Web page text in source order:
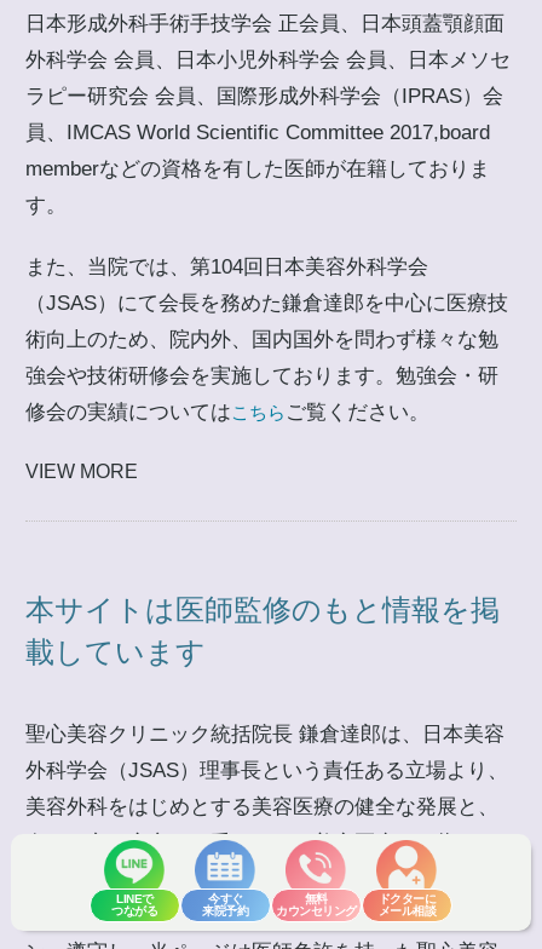
LINEで
つながる
今すぐ
来院予約
無料
カウンセリング
ドクターに
メール相談
日本形成外科手術手技学会 正会員、日本頭蓋顎顔面
外科学会 会員、日本小児外科学会 会員、日本メソセ
ラピー研究会 会員、国際形成外科学会（IPRAS）会
員、IMCAS World Scientific Committee 2017,board
memberなどの資格を有した医師が在籍しておりま
す。
また、当院では、第104回日本美容外科学会
（JSAS）にて会長を務めた鎌倉達郎を中心に医療技
術向上のため、院内外、国内国外を問わず様々な勉
強会や技術研修会を実施しております。勉強会・研
修会の実績についてはこちら ご覧ください。
VIEW MORE
本サイトは医師監修のもと情報を掲
載しています
聖心美容クリニック統括院長 鎌倉達郎は、日本美容
外科学会（JSAS）理事長という責任ある立場より、
美容外科をはじめとする美容医療の健全な発展と、
多くの方が安心して受けられる美容医療を目指し、
業界全体の信頼性を高めるよう努めてまいります。
2018年6月に改正・施行された「医療広告ガイドライ